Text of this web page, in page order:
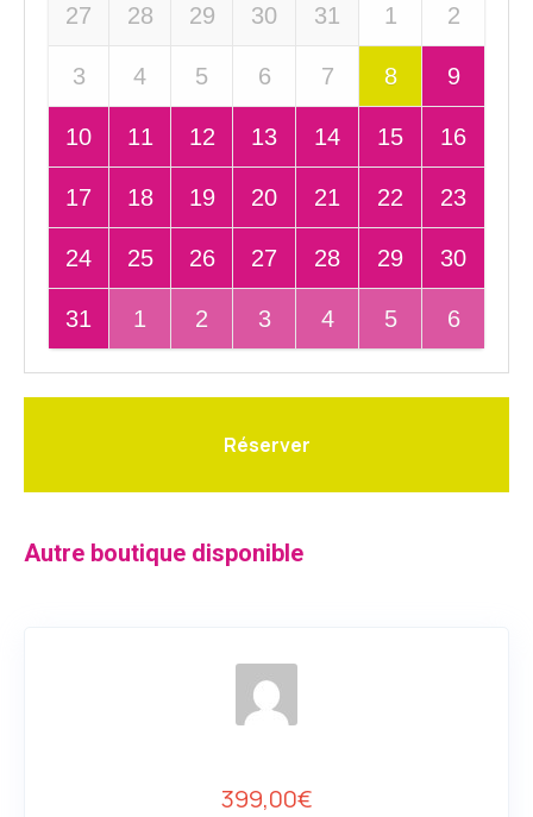
27 28 29 30 31 1 2
3 4 5 6 7 8 9
10 11 12 13 14 15 16
17 18 19 20 21 22 23
24 25 26 27 28 29 30
31 1 2 3 4 5 6
Réserver
Autre boutique disponible
399,00€